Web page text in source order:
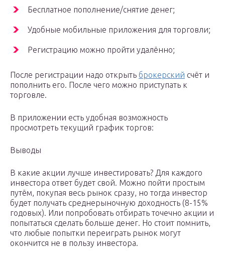
Бесплатное пополнение/снятие денег;
Удобные мобильные приложения для торговли;
Регистрацию можно пройти удалённо;
После регистрации надо открыть брокерский счёт и
пополнить его. После чего можно приступать к
торговле.
В приложении есть удобная возможность
просмотреть текущий график торгов:
Выводы
В какие акции лучше инвестировать? Для каждого
инвестора ответ будет свой. Можно пойти простым
путём, покупая весь рынок сразу, но тогда инвестор
будет получать среднерыночную доходность (8-15%
годовых). Или попробовать отбирать точечно акции и
попытаться сделать больше денег. Но стоит помнить,
что любые попытки переиграть рынок могут
окончится не в пользу инвестора.